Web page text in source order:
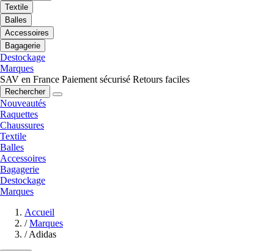
Textile
Balles
Accessoires
Bagagerie
Destockage
Marques
SAV en France Paiement sécurisé Retours faciles
Rechercher
Nouveautés
Raquettes
Chaussures
Textile
Balles
Accessoires
Bagagerie
Destockage
Marques
Accueil
/ Marques
/ Adidas